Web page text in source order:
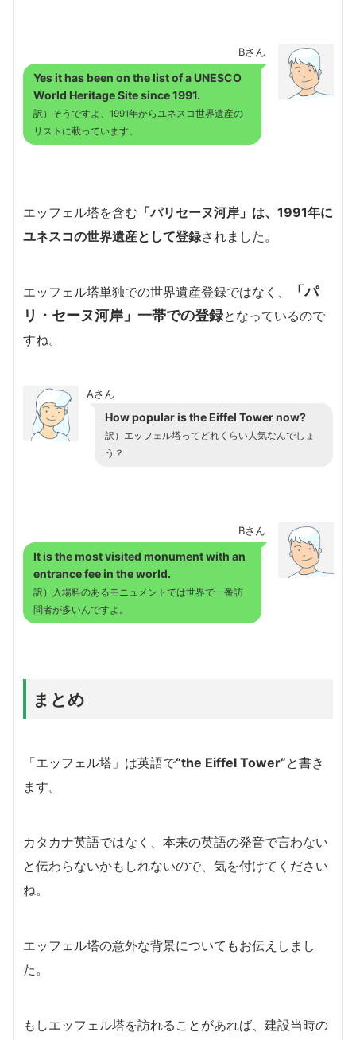
Bさん
Yes it has been on the list ofa UNESCO
World Heritage Site since 1991.
訳）そうですよ、1991年からユネスコ世界遺産の
リストに載っています。
エッフェル塔を含む 「パリセーヌ河岸」は、1991年に
ユネスコの世界遺産として登録されました。
エッフェル塔単独での世界遺産登録ではなく、
「パ
リ・セーヌ河岸」一帯での登録となっているので
すね。
Aさん
How popular is the Eiffel Tower now?
訳）エッフェル塔ってどれくらい人気なんでしょ
う？
Bさん
It is the most visited monument with an
entrance fee in the world.
訳）入場料のあるモニュメントでは世界で一番訪
問者が多いんですよ。
まとめ
「エッフェル塔」は英語で“the Eiffel Tower”と書き
ます。
カタカナ英語ではなく、本来の英語の発音で言わない
と伝わらないかもしれないので、気を付けてください
ね。
エッフェル塔の意外な背景についてもお伝えしまし
た。
もしエッフェル塔を訪れることがあれば、建設当時の